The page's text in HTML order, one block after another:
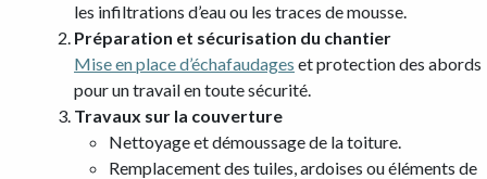
les infiltrations d’eau ou les traces de mousse.
Préparation et sécurisation du chantier
Mise en place d’échafaudages et protection des abords
pour un travail en toute sécurité.
Travaux sur la couverture
Nettoyage et démoussage de la toiture.
Remplacement des tuiles, ardoises ou éléments de